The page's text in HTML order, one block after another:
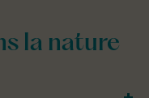
la nature